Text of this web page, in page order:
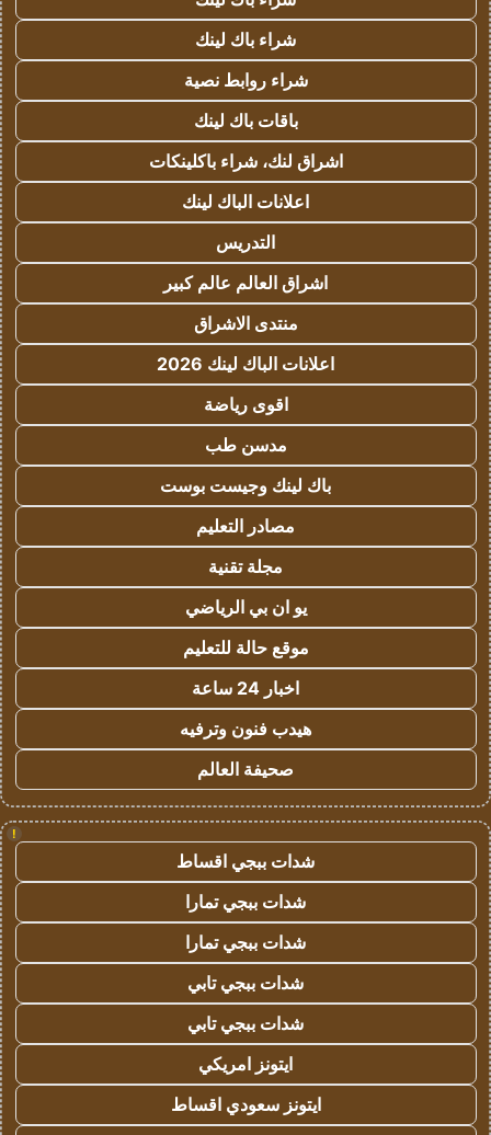
شراء باك لينك
شراء روابط نصية
باقات باك لينك
اشراق لنك، شراء باكلينكات
اعلانات الباك لينك
التدريس
اشراق العالم عالم كبير
منتدى الاشراق
اعلانات الباك لينك 2026
اقوى رياضة
مدسن طب
باك لينك وجيست بوست
مصادر التعليم
مجلة تقنية
يو ان بي الرياضي
موقع حالة للتعليم
اخبار 24 ساعة
هيدب فنون وترفيه
صحيفة العالم
!
شدات ببجي اقساط
شدات ببجي تمارا
شدات ببجي تمارا
شدات ببجي تابي
شدات ببجي تابي
ايتونز امريكي
ايتونز سعودي اقساط